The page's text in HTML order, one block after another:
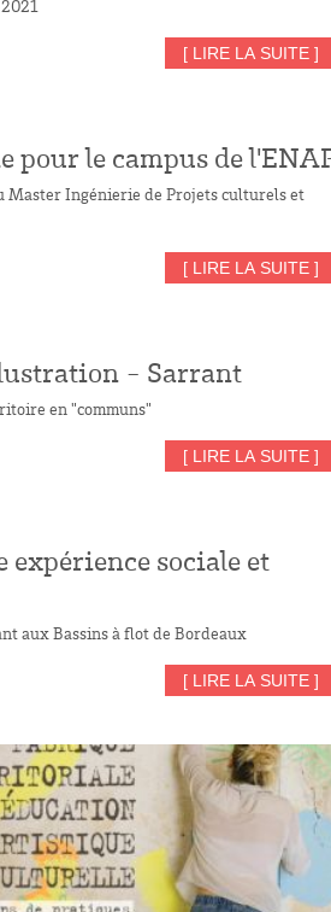
[ LIRE LA SUITE ]
pour le campus de
Master Ingénierie de Projets culturels et
[ LIRE LA SUITE ]
- Sarrant
en "communs"
[ LIRE LA SUITE ]
expérience sociale et
aux Bassins à flot de Bordeaux
[ LIRE LA SUITE ]